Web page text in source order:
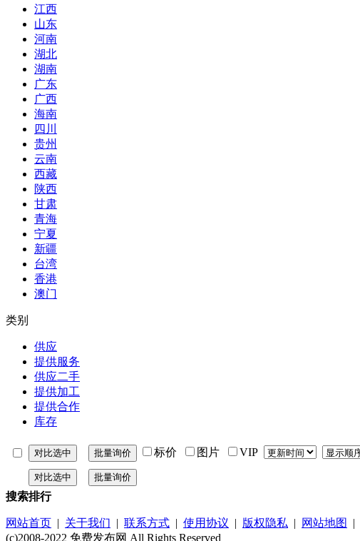
江西
山东
河南
湖北
湖南
广东
广西
海南
四川
贵州
云南
西藏
陕西
甘肃
青海
宁夏
新疆
台湾
香港
澳门
类别
供应
提供服务
供应二手
提供加工
提供合作
库存
标价 图片 VIP
搜索排行
网站首页 | 关于我们 | 联系方式 | 使用协议 | 版权隐私 | 网站地图 |
(c)2008-2022 免费发布网 All Rights Reserved